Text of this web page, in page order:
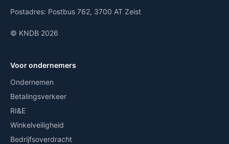
Postadres: Postbus 762, 3700 AT Zeist
© KNDB 2026
Voor ondernemers
Ondernemen
Betalingsverkeer
RI&E
Winkelveiligheid
Bedrijfsoverdracht